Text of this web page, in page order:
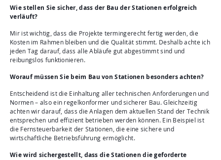
Wie stellen Sie sicher, dass der Bau der Stationen erfolgreich
verläuft?
Mir ist wichtig, dass die Projekte termingerecht fertig werden, die
Kosten im Rahmen bleiben und die Qualität stimmt. Deshalb achte ich
jeden Tag darauf, dass alle Abläufe gut abgestimmt sind und
reibungslos funktionieren.
Worauf müssen Sie beim Bau von Stationen besonders achten?
Entscheidend ist die Einhaltung aller technischen Anforderungen und
Normen – also ein regelkonformer und sicherer Bau. Gleichzeitig
achten wir darauf, dass die Anlagen dem aktuellen Stand der Technik
entsprechen und effizient betrieben werden können. Ein Beispiel ist
die Fernsteuerbarkeit der Stationen, die eine sichere und
wirtschaftliche Betriebsführung ermöglicht.
Wie wird sichergestellt, dass die Stationen die geforderte